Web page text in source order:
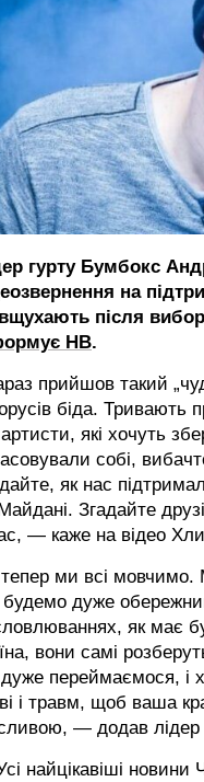
гурту Бумбокс
на
після
НВ.
прийшов такий
біда. Тривають
артисти, які хочуть
собі,
як нас
Згадайте
— каже на відео
ми всі мовчимо.
дуже
як має
вони самі
переймаємося, і
і травм, щоб ваша
— додав лідер
найцікавіші